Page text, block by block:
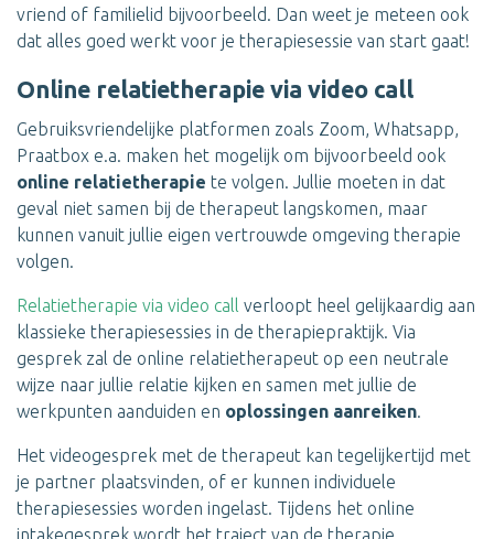
vriend of familielid bijvoorbeeld. Dan weet je meteen ook
dat alles goed werkt voor je therapiesessie van start gaat!
Online relatietherapie via video call
Gebruiksvriendelijke platformen zoals Zoom, Whatsapp,
Praatbox e.a. maken het mogelijk om bijvoorbeeld ook
online relatietherapie te volgen. Jullie moeten in dat
geval niet samen bij de therapeut langskomen, maar
kunnen vanuit jullie eigen vertrouwde omgeving therapie
volgen.
Relatietherapie via video call verloopt heel gelijkaardig aan
klassieke therapiesessies in de therapiepraktijk. Via
gesprek zal de online relatietherapeut op een neutrale
wijze naar jullie relatie kijken en samen met jullie de
werkpunten aanduiden en oplossingen aanreiken.
Het videogesprek met de therapeut kan tegelijkertijd met
je partner plaatsvinden, of er kunnen individuele
therapiesessies worden ingelast. Tijdens het online
intakegesprek wordt het traject van de therapie